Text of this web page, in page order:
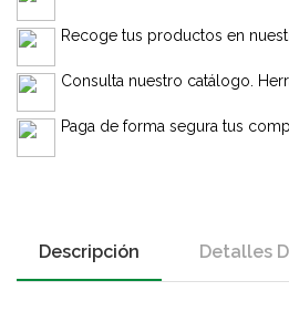
Recoge tus productos en
Consulta nuestro catálogo.
Paga de forma segura tus
Descripción Detalles